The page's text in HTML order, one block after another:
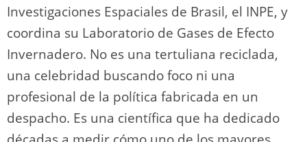
Investigaciones Espaciales de Brasil, el INPE, y
coordina su Laboratorio de Gases de Efecto
Invernadero. No es una tertuliana reciclada,
una celebridad buscando foco ni una
profesional de la política fabricada en un
despacho. Es una científica que ha dedicado